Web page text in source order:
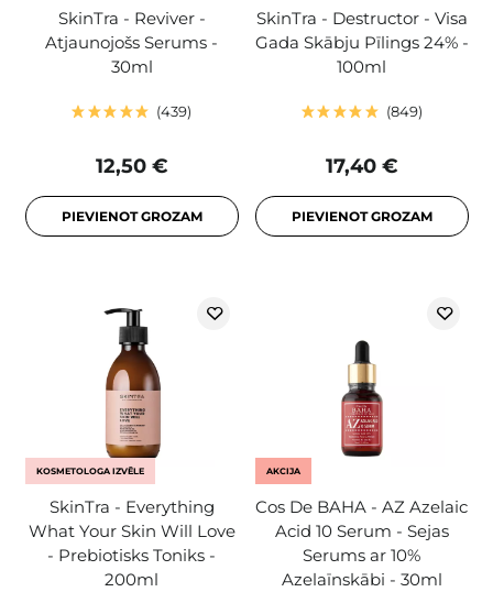
SkinTra - Reviver -
Atjaunojošs Serums -
30ml
439
12,50 €
PIEVIENOT GROZAM
SkinTra - Destructor - Visa
Gada Skābju Pīlings 24% -
100ml
849
17,40 €
PIEVIENOT GROZAM
KOSMETOLOGA IZVĒLE
SkinTra - Everything
What Your Skin Will Love
- Prebiotisks Toniks -
200ml
AKCIJA
Cos De BAHA - AZ Azelaic
Acid 10 Serum - Sejas
Serums ar 10%
Azelaīnskābi - 30ml